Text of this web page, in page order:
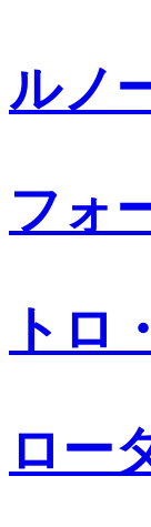
ルノ
フォ
トロ
ロー